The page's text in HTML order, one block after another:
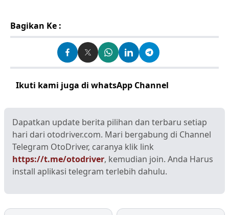
Bagikan Ke :
Ikuti kami juga di whatsApp Channel
Dapatkan update berita pilihan dan terbaru setiap
hari dari otodriver.com. Mari bergabung di Channel
Telegram OtoDriver, caranya klik link
https://t.me/otodriver, kemudian join. Anda Harus
install aplikasi telegram terlebih dahulu.